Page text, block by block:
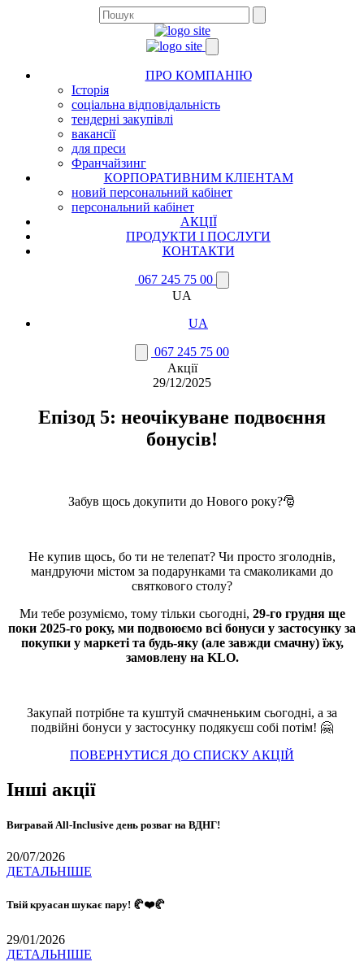
ПРО КОМПАНІЮ
Історія
соціальна відповідальність
тендерні закупівлі
вакансії
для преси
Франчайзинг
КОРПОРАТИВНИМ КЛІЕНТАМ
новий персональний кабінет
персональний кабінет
АКЦІЇ
ПРОДУКТИ І ПОСЛУГИ
КОНТАКТИ
067 245 75 00
UA
UA
067 245 75 00
Акції
29/12/2025
Епізод 5: неочікуване подвоєння
бонусів!
Забув щось докупити до Нового року?🎅
Не купив щось, бо ти не телепат? Чи просто зголоднів,
мандруючи містом за подарунками та смаколиками до
святкового столу?
Ми тебе розуміємо, тому тільки сьогодні, 29-го грудня ще
поки 2025-го року, ми подвоюємо всі бонуси у застосунку за
покупки у маркеті та будь-яку (але завжди смачну) їжу,
замовлену на KLO.
Закупай потрібне та куштуй смачненьким сьогодні, а за
подвійні бонуси у застосунку подякуєш собі потім! 🤗
ПОВЕРНУТИСЯ ДО СПИСКУ АКЦІЙ
Інші акції
Вигравай All-Inclusive день розваг на ВДНГ!
20/07/2026
ДЕТАЛЬНІШЕ
Твій круасан шукає пару! 🥐❤️🥐
29/01/2026
ДЕТАЛЬНІШЕ